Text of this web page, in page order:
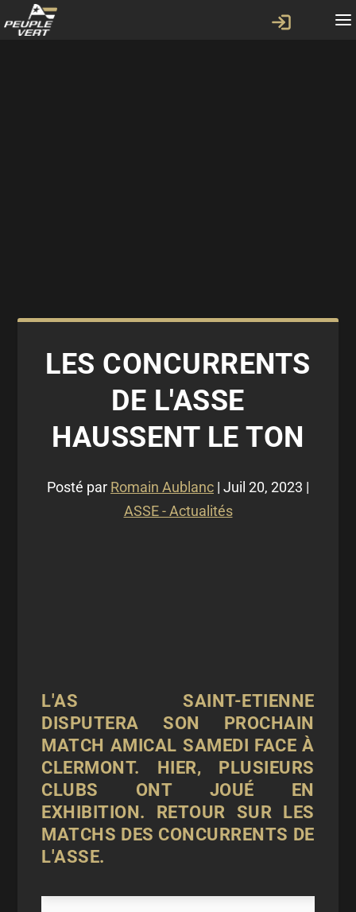
LES CONCURRENTS
DE L'ASSE
HAUSSENT LE TON
Posté par Romain Aublanc | Juil 20, 2023 |
ASSE - Actualités
L'AS SAINT-ETIENNE
DISPUTERA SON PROCHAIN
MATCH AMICAL SAMEDI FACE À
CLERMONT. HIER, PLUSIEURS
CLUBS ONT JOUÉ EN
EXHIBITION. RETOUR SUR LES
MATCHS DES CONCURRENTS DE
L'ASSE.